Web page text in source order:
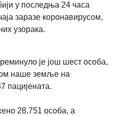
у последња 24 часа
заразе коронавирусом,
узорака.
је још шест особа,
наше земље на
пацијената.
28.751 особа, а